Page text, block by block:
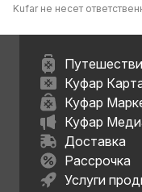
Kufar не несет
Куфар
Куфар
Куфар
Доставка
Рассрочка
Услуги